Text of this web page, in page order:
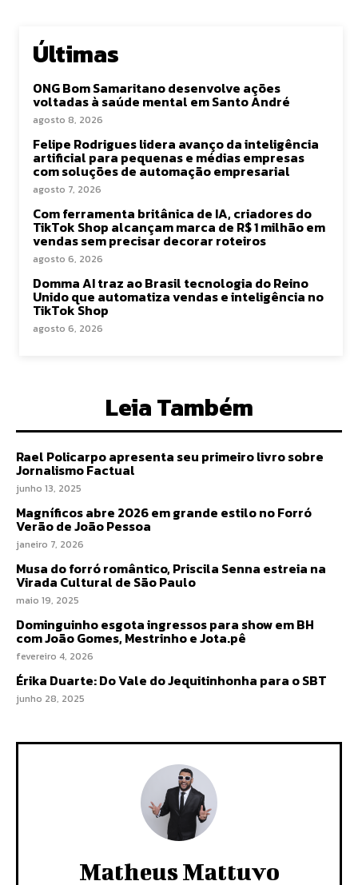
Últimas
ONG Bom Samaritano desenvolve ações
voltadas à saúde mental em Santo André
agosto 8, 2026
Felipe Rodrigues lidera avanço da inteligência
artificial para pequenas e médias empresas
com soluções de automação empresarial
agosto 7, 2026
Com ferramenta britânica de IA, criadores do
TikTok Shop alcançam marca de R$ 1 milhão em
vendas sem precisar decorar roteiros
agosto 6, 2026
Domma AI traz ao Brasil tecnologia do Reino
Unido que automatiza vendas e inteligência no
TikTok Shop
agosto 6, 2026
Leia Também
Rael Policarpo apresenta seu primeiro livro sobre
Jornalismo Factual
junho 13, 2025
Magníficos abre 2026 em grande estilo no Forró
Verão de João Pessoa
janeiro 7, 2026
Musa do forró romântico, Priscila Senna estreia na
Virada Cultural de São Paulo
maio 19, 2025
Dominguinho esgota ingressos para show em BH
com João Gomes, Mestrinho e Jota.pê
fevereiro 4, 2026
Érika Duarte: Do Vale do Jequitinhonha para o SBT
junho 28, 2025
Matheus Mattuvo